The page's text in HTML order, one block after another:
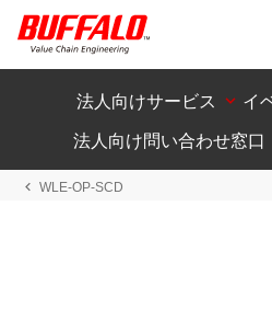
法人向けサービス
イ
法人向け問い合わせ窓口
WLE-OP-SCD